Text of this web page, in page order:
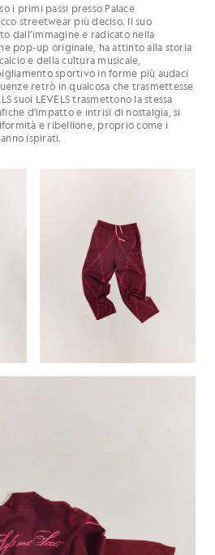
i primi passi presso Palace
streetwear più deciso. Il suo
dall’immagine e radicato nella
pop-up originale, ha attinto alla storia
e della cultura musicale,
sportivo in forme più audaci
retrò in qualcosa che trasmettesse
suoi LEVELS trasmettono la stessa
d'impatto e intrisi di nostalgia, si
e ribellione, proprio come i
ispirati.